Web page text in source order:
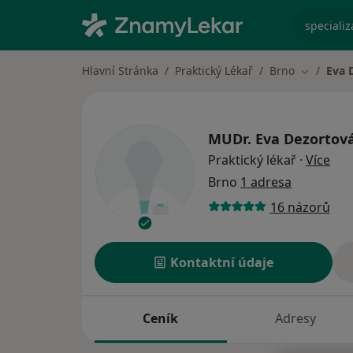
Hlavní Stránka Praktický Lékař Brno ZměnaEva
MUDr. Eva
Praktický lékař · Více
Brno 1 adresa
16 názorů
Kontaktní údaje
Ceník Adresy